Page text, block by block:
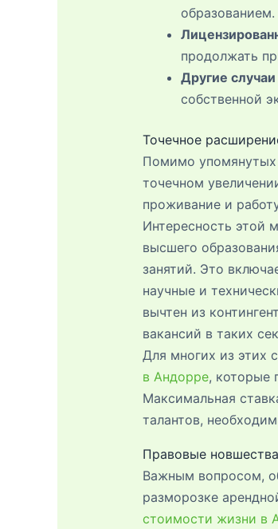
образованием.
продолжать
Другие
собственной
Точечное
Помимо упомянутых
точечном
проживание и
Интересность этой
высшего
занятий. Это
научные и
вычтен из
вакансий в таких
Для многих из этих
в Андорре, которые
Максимальная
талантов,
Правовые
Важным вопросом,
разморозке
стоимости жизни в